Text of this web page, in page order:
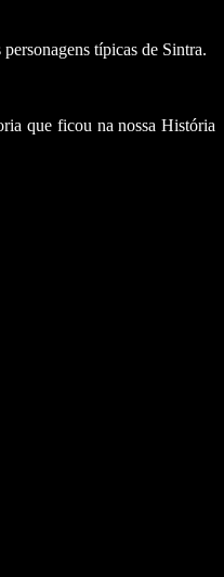
típicas de Sintra.
que ficou na nossa História